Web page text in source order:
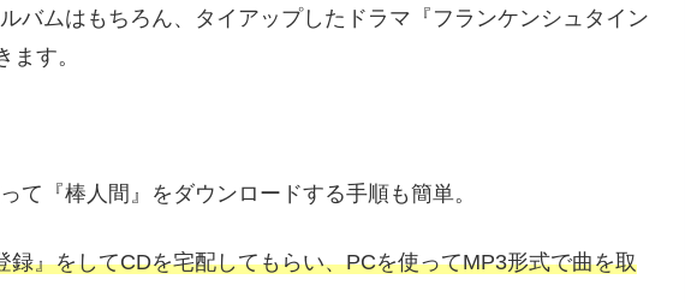
バムはもちろん、タイアップしたドラマ『フランケンシュタイン
す。
て『棒人間』をダウンロードする手順も簡単。
録』をしてCDを宅配してもらい、PCを使ってMP3形式で曲を取